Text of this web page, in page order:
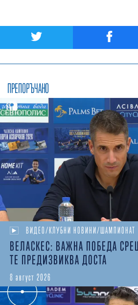
ПРЕПОРЪЧАНО
ВИДЕО/КЛУБНИ НОВИНИ/ШАМПИОНАТ
ВЕЛАСКЕС: ВАЖНА ПОБЕДА
ТЕ ПРЕДИЗВИКВА ДОСТА
8 август 2026